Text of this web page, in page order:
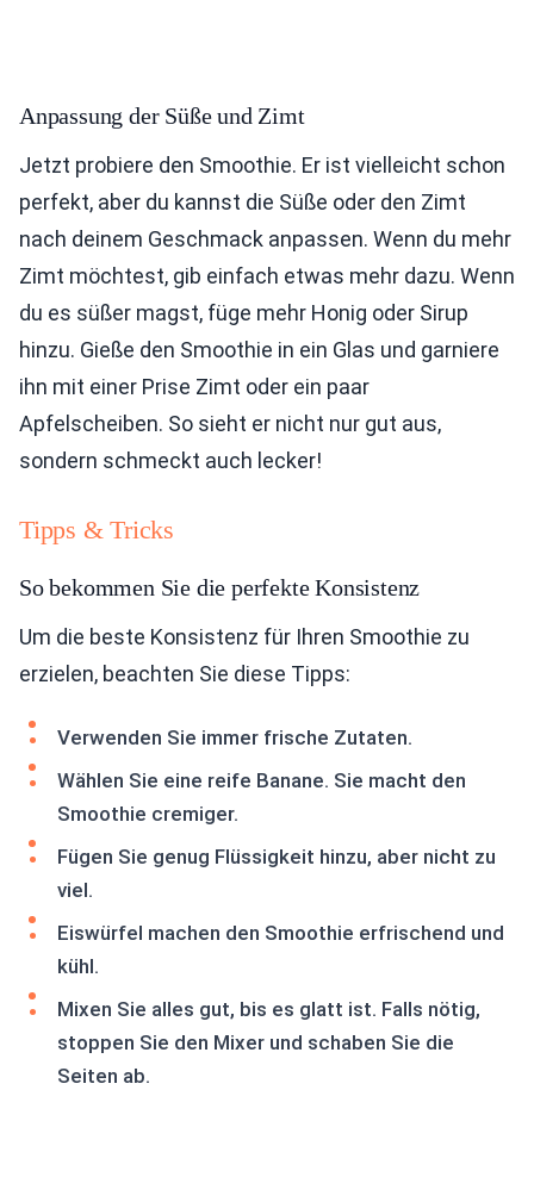
Anpassung der Süße und Zimt
Jetzt probiere den Smoothie. Er ist vielleicht schon
perfekt, aber du kannst die Süße oder den Zimt
nach deinem Geschmack anpassen. Wenn du mehr
Zimt möchtest, gib einfach etwas mehr dazu. Wenn
du es süßer magst, füge mehr Honig oder Sirup
hinzu. Gieße den Smoothie in ein Glas und garniere
ihn mit einer Prise Zimt oder ein paar
Apfelscheiben. So sieht er nicht nur gut aus,
sondern schmeckt auch lecker!
Tipps & Tricks
So bekommen Sie die perfekte Konsistenz
Um die beste Konsistenz für Ihren Smoothie zu
erzielen, beachten Sie diese Tipps:
Verwenden Sie immer frische Zutaten.
Wählen Sie eine reife Banane. Sie macht den
Smoothie cremiger.
Fügen Sie genug Flüssigkeit hinzu, aber nicht zu
viel.
Eiswürfel machen den Smoothie erfrischend und
kühl.
Mixen Sie alles gut, bis es glatt ist. Falls nötig,
stoppen Sie den Mixer und schaben Sie die
Seiten ab.